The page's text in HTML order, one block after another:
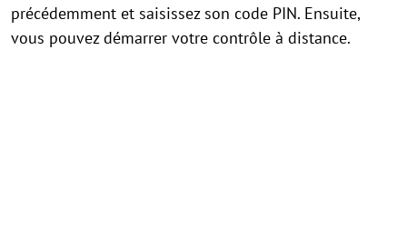
précédemment et saisissez son code PIN. Ensuite,
vous pouvez démarrer votre contrôle à distance.